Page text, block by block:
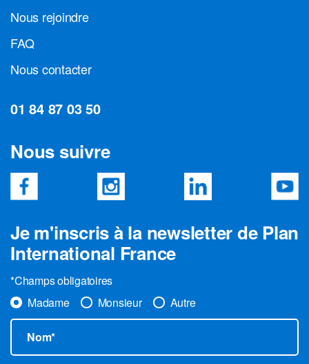
Nous rejoindre
FAQ
Nous contacter
01 84 87 03 50
Nous suivre
Je m'inscris à la newsletter de Plan
International France
*Champs obligatoires
Madame
Monsieur Autre
Nom*